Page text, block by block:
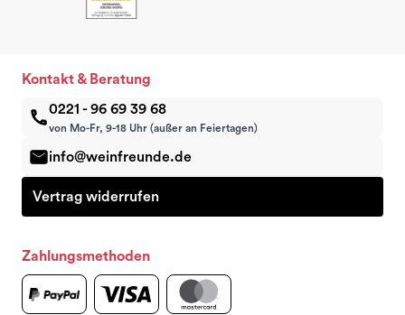
Kontakt & Beratung
0221 - 96 69 39 68
von Mo-Fr, 9-18 Uhr (außer an Feiertagen)
info@weinfreunde.de
Vertrag widerrufen
Zahlungsmethoden